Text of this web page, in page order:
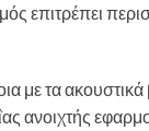
επιτρέπει
με τα
ανοιχτής